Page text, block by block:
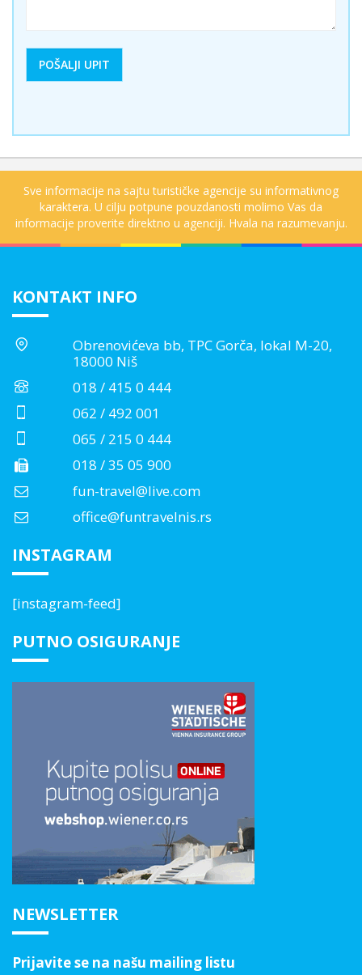
Sve informacije na sajtu turističke agencije su informativnog
karaktera. U cilju potpune pouzdanosti molimo Vas da
informacije proverite direktno u agenciji. Hvala na razumevanju.
KONTAKT INFO
Obrenovićeva bb, TPC Gorča, lokal M-20,
18000 Niš
018 / 415 0 444
062 / 492 001
065 / 215 0 444
018 / 35 05 900
fun-travel@live.com
office@funtravelnis.rs
INSTAGRAM
[instagram-feed]
PUTNO OSIGURANJE
NEWSLETTER
Prijavite se na našu mailing listu